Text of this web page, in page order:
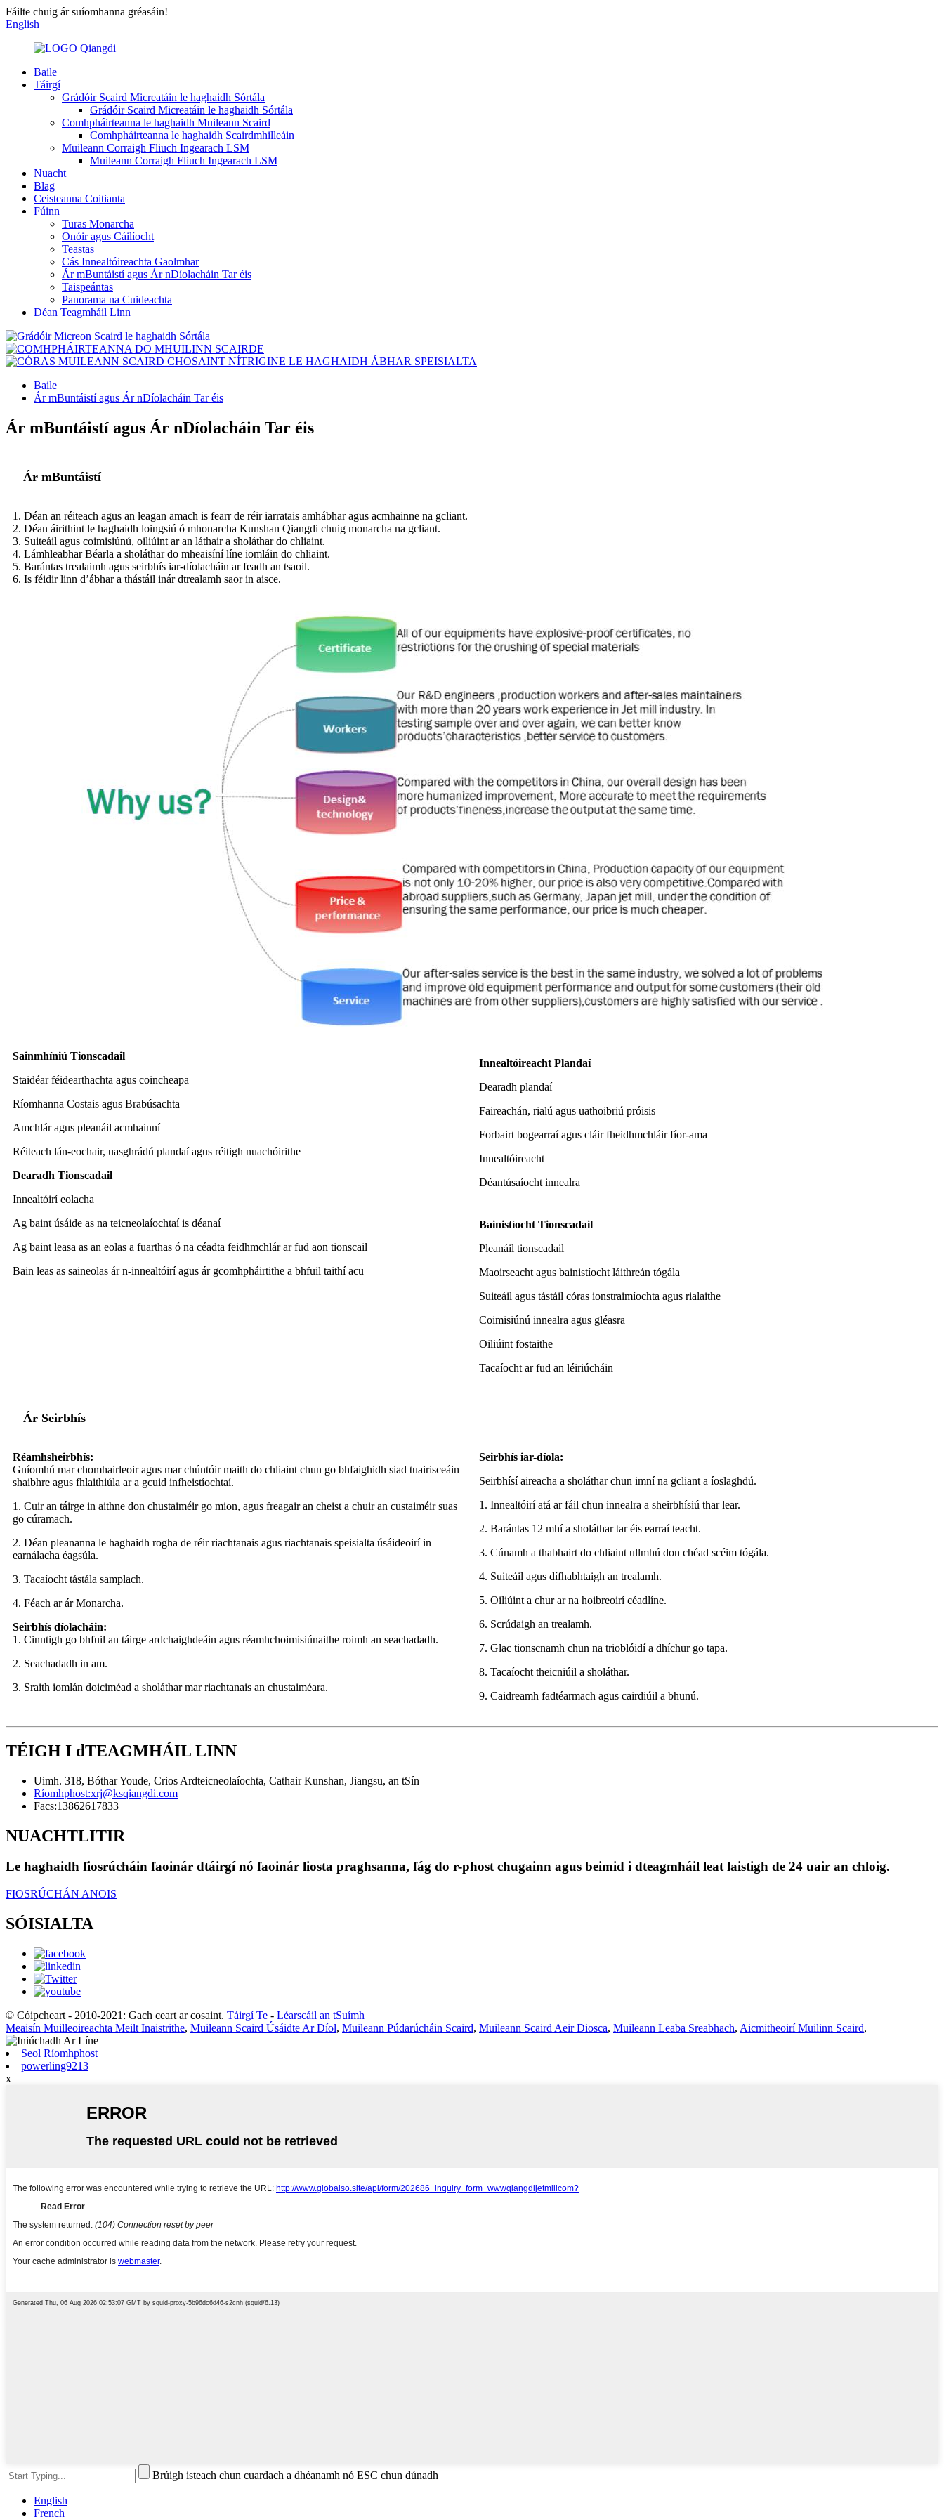
Fáilte chuig ár suíomhanna gréasáin!
English
Baile
Táirgí
Grádóir Scaird Micreatáin le haghaidh Sórtála
Grádóir Scaird Micreatáin le haghaidh Sórtála
Comhpháirteanna le haghaidh Muileann Scaird
Comhpháirteanna le haghaidh Scairdmhilleáin
Muileann Corraigh Fliuch Ingearach LSM
Muileann Corraigh Fliuch Ingearach LSM
Nuacht
Blag
Ceisteanna Coitianta
Fúinn
Turas Monarcha
Onóir agus Cáilíocht
Teastas
Cás Innealtóireachta Gaolmhar
Ár mBuntáistí agus Ár nDíolacháin Tar éis
Taispeántas
Panorama na Cuideachta
Déan Teagmháil Linn
Baile
Ár mBuntáistí agus Ár nDíolacháin Tar éis
Ár mBuntáistí agus Ár nDíolacháin Tar éis
Ár mBuntáistí
1. Déan an réiteach agus an leagan amach is fearr de réir iarratais amhábhar agus acmhainne na gcliant.
2. Déan áirithint le haghaidh loingsiú ó mhonarcha Kunshan Qiangdi chuig monarcha na gcliant.
3. Suiteáil agus coimisiúnú, oiliúint ar an láthair a sholáthar do chliaint.
4. Lámhleabhar Béarla a sholáthar do mheaisíní líne iomláin do chliaint.
5. Barántas trealaimh agus seirbhís iar-díolacháin ar feadh an tsaoil.
6. Is féidir linn d’ábhar a thástáil inár dtrealamh saor in aisce.
Sainmhíniú Tionscadail
Staidéar féidearthachta agus coincheapa
Ríomhanna Costais agus Brabúsachta
Amchlár agus pleanáil acmhainní
Réiteach lán-eochair, uasghrádú plandaí agus réitigh nuachóirithe
Dearadh Tionscadail
Innealtóirí eolacha
Ag baint úsáide as na teicneolaíochtaí is déanaí
Ag baint leasa as an eolas a fuarthas ó na céadta feidhmchlár ar fud aon tionscail
Bain leas as saineolas ár n-innealtóirí agus ár gcomhpháirtithe a bhfuil taithí acu
Innealtóireacht Plandaí
Dearadh plandaí
Faireachán, rialú agus uathoibriú próisis
Forbairt bogearraí agus cláir fheidhmchláir fíor-ama
Innealtóireacht
Déantúsaíocht innealra
Bainistíocht Tionscadail
Pleanáil tionscadail
Maoirseacht agus bainistíocht láithreán tógála
Suiteáil agus tástáil córas ionstraimíochta agus rialaithe
Coimisiúnú innealra agus gléasra
Oiliúint fostaithe
Tacaíocht ar fud an léiriúcháin
Ár Seirbhís
Réamhsheirbhís:
Gníomhú mar chomhairleoir agus mar chúntóir maith do chliaint chun go bhfaighidh siad tuairisceáin
shaibhre agus fhlaithiúla ar a gcuid infheistíochtaí.
1. Cuir an táirge in aithne don chustaiméir go mion, agus freagair an cheist a chuir an custaiméir suas
go cúramach.
2. Déan pleananna le haghaidh rogha de réir riachtanais agus riachtanais speisialta úsáideoirí in
earnálacha éagsúla.
3. Tacaíocht tástála samplach.
4. Féach ar ár Monarcha.
Seirbhís díolacháin:
1. Cinntigh go bhfuil an táirge ardchaighdeáin agus réamhchoimisiúnaithe roimh an seachadadh.
2. Seachadadh in am.
3. Sraith iomlán doiciméad a sholáthar mar riachtanais an chustaiméara.
Seirbhís iar-díola:
Seirbhísí aireacha a sholáthar chun imní na gcliant a íoslaghdú.
1. Innealtóirí atá ar fáil chun innealra a sheirbhísiú thar lear.
2. Barántas 12 mhí a sholáthar tar éis earraí teacht.
3. Cúnamh a thabhairt do chliaint ullmhú don chéad scéim tógála.
4. Suiteáil agus dífhabhtaigh an trealamh.
5. Oiliúint a chur ar na hoibreoirí céadlíne.
6. Scrúdaigh an trealamh.
7. Glac tionscnamh chun na trioblóidí a dhíchur go tapa.
8. Tacaíocht theicniúil a sholáthar.
9. Caidreamh fadtéarmach agus cairdiúil a bhunú.
TÉIGH I dTEAGMHÁIL LINN
Uimh. 318, Bóthar Youde, Crios Ardteicneolaíochta, Cathair Kunshan, Jiangsu, an tSín
Ríomhphost:xrj@ksqiangdi.com
Facs:13862617833
NUACHTLITIR
Le haghaidh fiosrúcháin faoinár dtáirgí nó faoinár liosta praghsanna, fág do r-phost chugainn agus beimid i dteagmháil leat laistigh de 24 uair an chloig.
FIOSRÚCHÁN ANOIS
SÓISIALTA
© Cóipcheart - 2010-2021: Gach ceart ar cosaint. Táirgí Te - Léarscáil an tSuímh
Meaisín Muilleoireachta Meilt Inaistrithe, Muileann Scaird Úsáidte Ar Díol, Muileann Púdarúcháin Scaird, Muileann Scaird Aeir Diosca, Muileann Leaba Sreabhach, Aicmitheoirí Muilinn Scaird,
Seol Ríomhphost
powerling9213
x
Brúigh isteach chun cuardach a dhéanamh nó ESC chun dúnadh
English
French